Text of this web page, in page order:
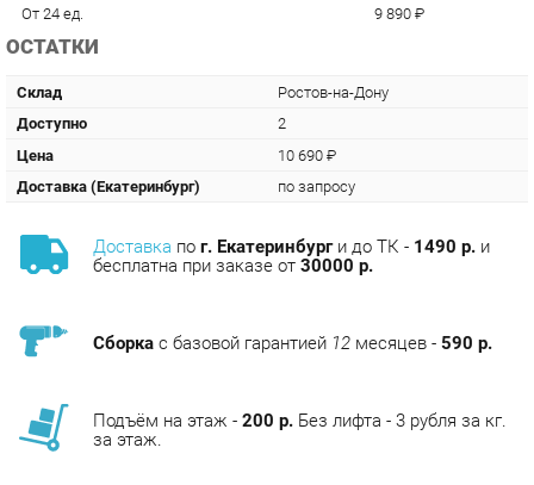
Цена
10 690 ₽
Доставка (Екатеринбург)
по запросу
Доставкапог. Екатеринбурги до ТК -
бесплатна при заказе от30000 р.
Сборкас базовой гарантией12месяцев -
Подъём на этаж -200 р.Без лифта - 3 рубля за кг.
АНАЛОГИ